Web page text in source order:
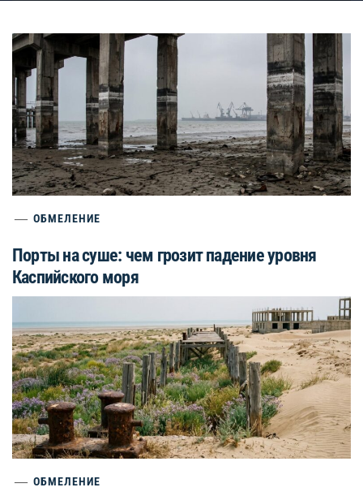
ОБМЕЛЕНИЕ
Порты на суше: чем грозит падение уровня
Каспийского моря
ОБМЕЛЕНИЕ